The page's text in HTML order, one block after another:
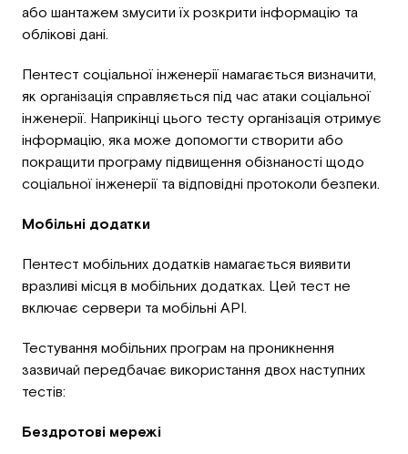
або шантажем змусити їх розкрити інформацію та
облікові дані.
Пентест соціальної інженерії намагається визначити,
як організація справляється під час атаки соціальної
інженерії. Наприкінці цього тесту організація отримує
інформацію, яка може допомогти створити або
покращити програму підвищення обізнаності щодо
соціальної інженерії та відповідні протоколи безпеки.
Мобільні додатки
Пентест мобільних додатків намагається виявити
вразливі місця в мобільних додатках. Цей тест не
включає сервери та мобільні API.
Тестування мобільних програм на проникнення
зазвичай передбачає використання двох наступних
тестів:
Бездротові мережі